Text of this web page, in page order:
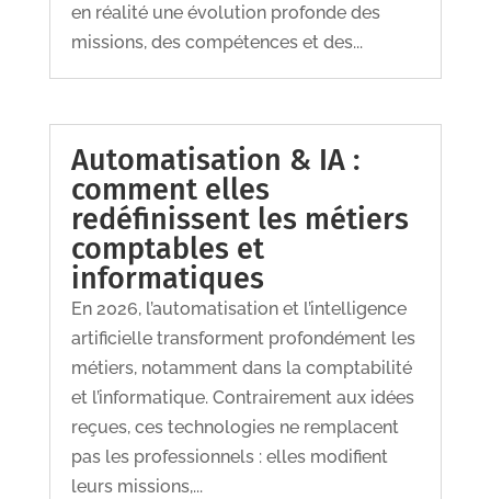
en réalité une évolution profonde des
missions, des compétences et des...
Automatisation & IA :
comment elles
redéfinissent les métiers
comptables et
informatiques
En 2026, l’automatisation et l’intelligence
artificielle transforment profondément les
métiers, notamment dans la comptabilité
et l’informatique. Contrairement aux idées
reçues, ces technologies ne remplacent
pas les professionnels : elles modifient
leurs missions,...